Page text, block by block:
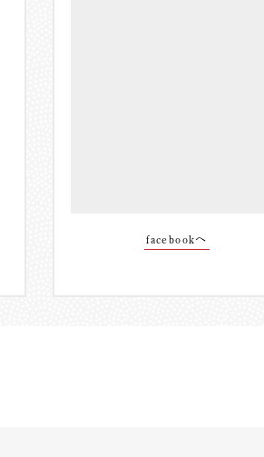
facebookへ